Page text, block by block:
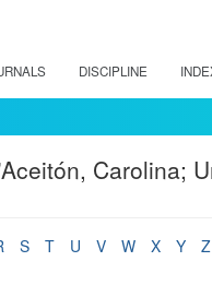
DISCIPLINE
Carolina;
S T U V W X Y
Z